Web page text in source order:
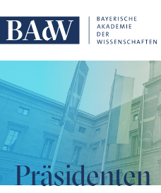
Präsidenten